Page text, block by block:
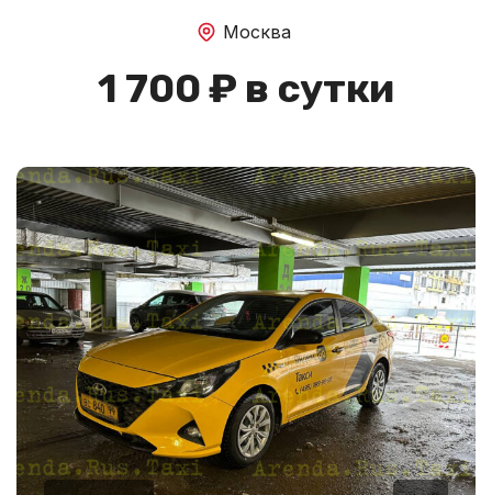
Москва
1 700 ₽ в сутки